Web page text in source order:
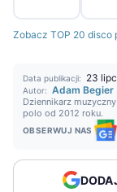
Zobacz TOP 20 disco
Data publikacji: 23
Autor: Adam Begier
Dziennikarz
polo od 2012 roku.
OBSERWUJ NAS